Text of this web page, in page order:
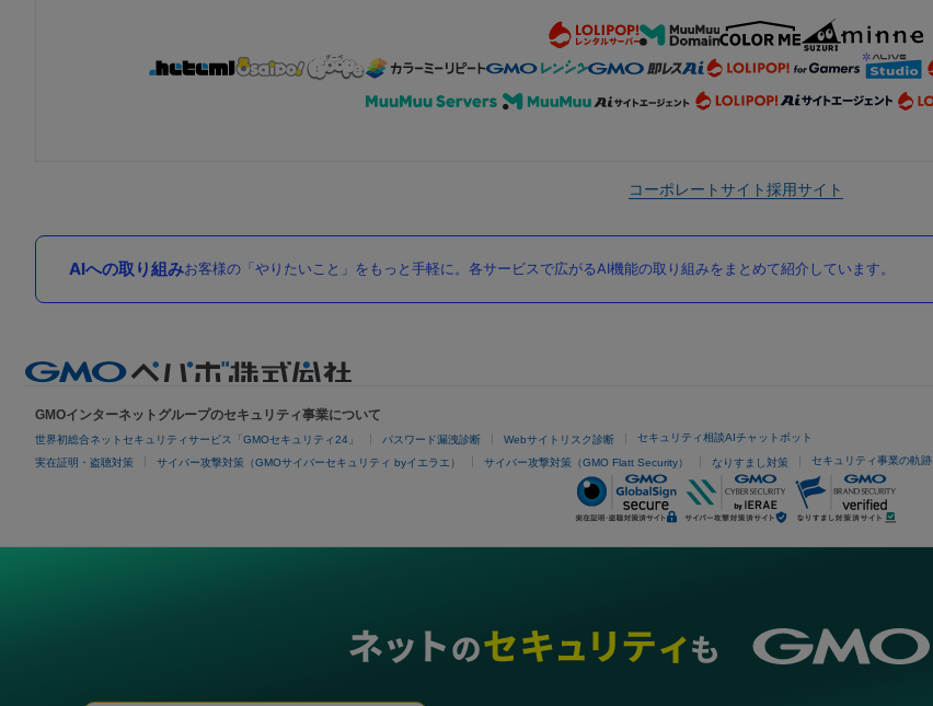
コーポレートサイト採用サイト
AIへの取り組みお客様の「やりたいこと」をもっと手軽に。各サービスで広がるAI機能の取り組みをまとめて紹介しています。
GMOインターネットグループのセキュリティ事業について
世界初総合ネットセキュリティサービス「GMOセキュリティ24」 パスワード漏洩診断 Webサイトリスク診断 セキュリティ相談AIチャットボット
実在証明・盗聴対策 サイバー攻撃対策（GMOサイバーセキュリティ byイエラエ） サイバー攻撃対策（GMO Flatt Security） なりすまし対策 セキュリティ事業の軌跡